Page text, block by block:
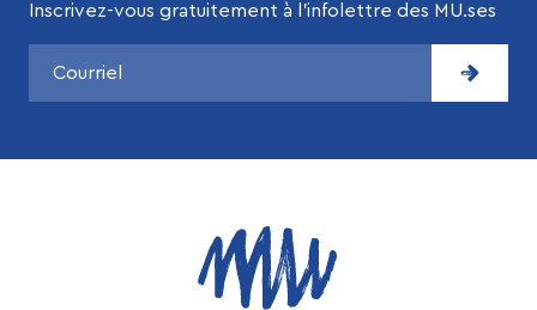
Inscrivez-vous gratuitement à l’infolettre des MU.ses